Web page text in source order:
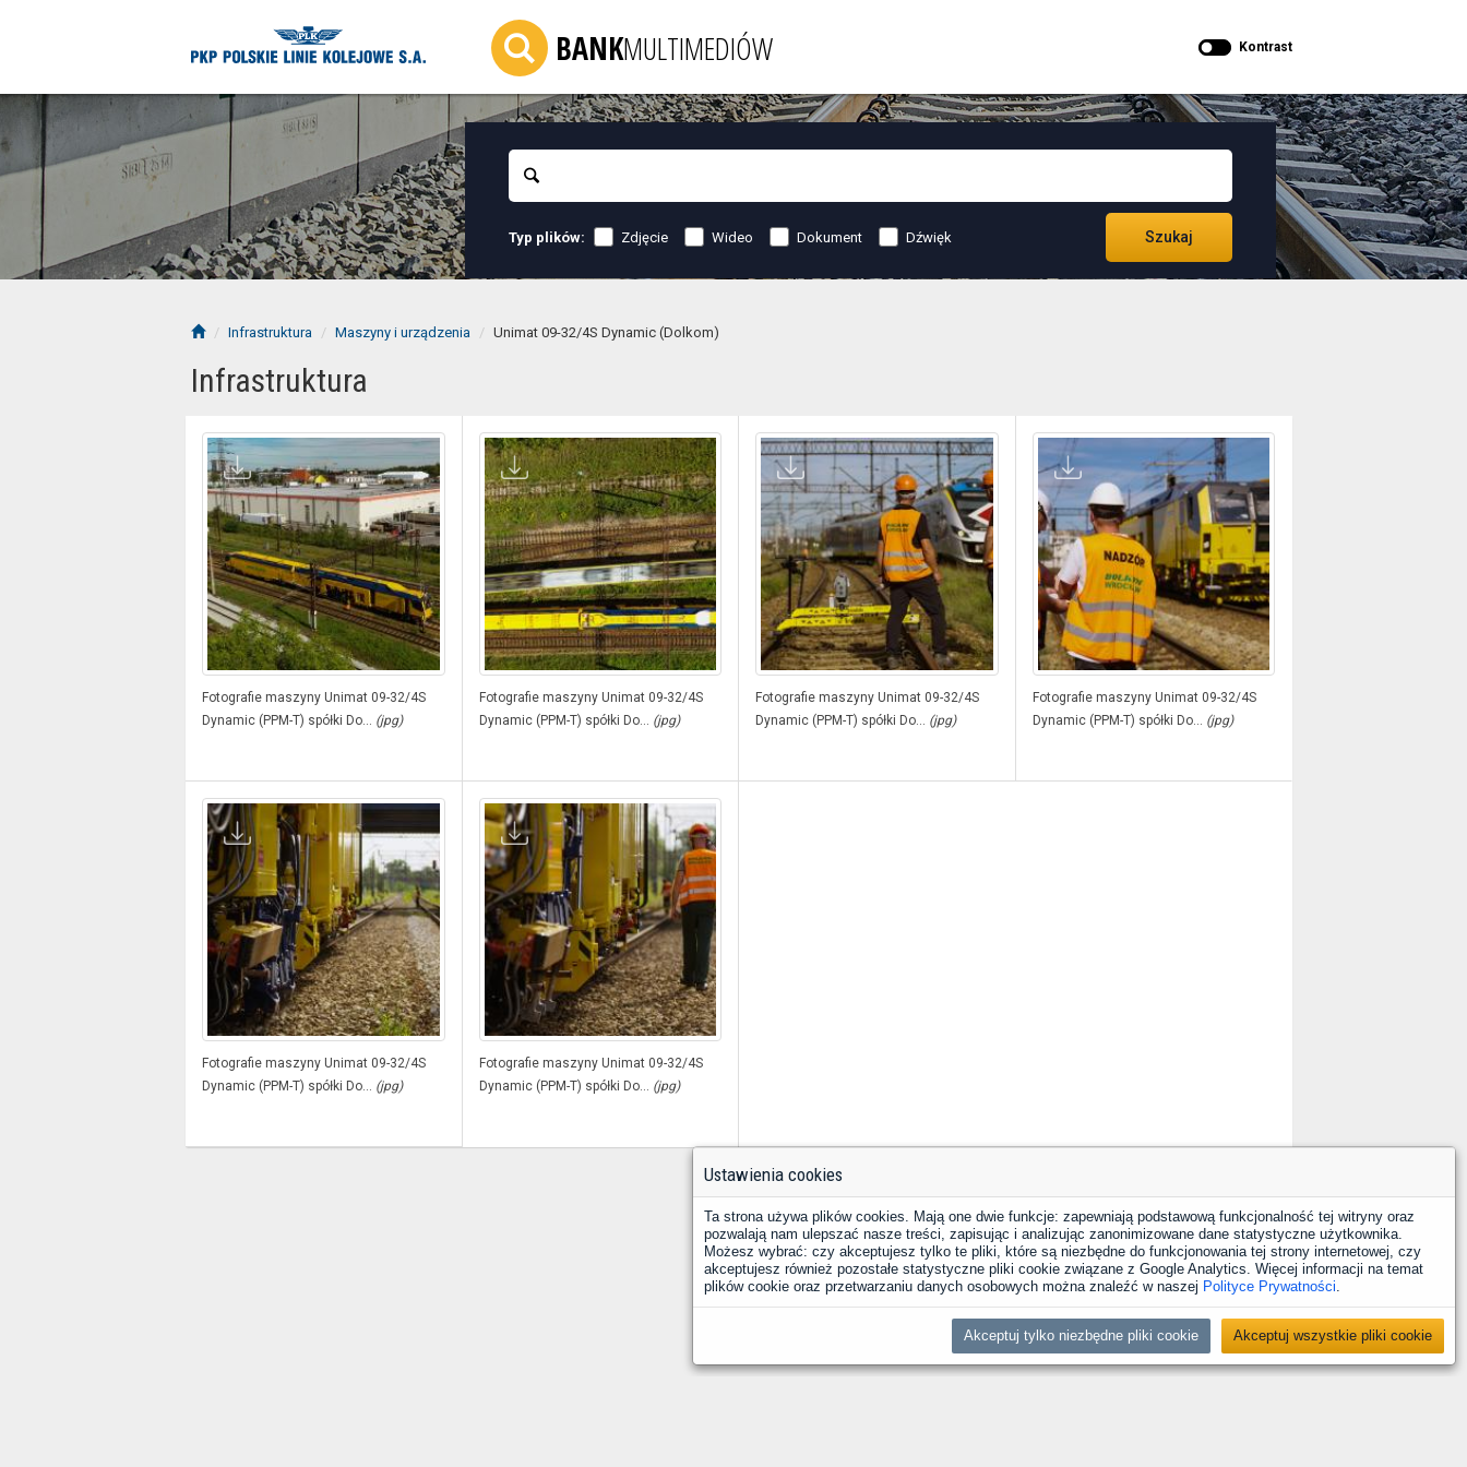
BANKMULTIMEDIÓW Kontrast
Typ plików: Zdjęcie Wideo Dokument Dźwięk Szukaj
Infrastruktura Maszyny i urządzenia Unimat 09-32/4S Dynamic (Dolkom)
Infrastruktura
Fotografie maszyny Unimat 09-32/4S
Dynamic (PPM-T) spółki Do... (jpg)
Fotografie maszyny Unimat 09-32/4S
Dynamic (PPM-T) spółki Do...
(jpg)
Fotografie maszyny Unimat 09-32/4S
Dynamic (PPM-T) spółki Do... (jpg)
Fotografie maszyny Unimat 09-32/4S
Dynamic (PPM-T) spółki Do...
(jpg)
Fotografie maszyny Unimat 09-32/4S
Dynamic (PPM-T) spółki Do... (jpg)
Fotografie maszyny Unimat 09-32/4S
Dynamic (PPM-T) spółki Do...
(jpg)
Ustawienia cookies
Ta strona używa plików cookies. Mają one dwie funkcje: zapewniają podstawową funkcjonalność tej witryny oraz
pozwalają nam ulepszać nasze treści, zapisując i analizując zanonimizowane dane statystyczne użytkownika.
Możesz wybrać: czy akceptujesz tylko te pliki, które są niezbędne do funkcjonowania tej strony internetowej, czy
akceptujesz również pozostałe statystyczne pliki cookie związane z Google Analytics. Więcej informacji na temat
plików cookie oraz przetwarzaniu danych osobowych można znaleźć w naszej Polityce Prywatności.
Akceptuj tylko niezbędne pliki cookie Akceptuj wszystkie pliki cookie